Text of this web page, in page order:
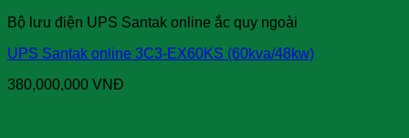
Bộ lưu điện UPS Santak online ắc quy ngoài
UPS Santak online 3C3-EX60KS (60kva/48kw)
380,000,000 VNĐ